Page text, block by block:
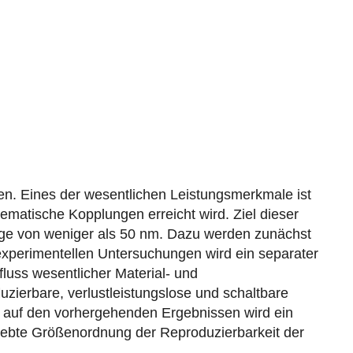
Eines der wesentlichen Leistungsmerkmale ist
Kopplungen erreicht wird. Ziel dieser
von weniger als 50 nm. Dazu werden zunächst
Untersuchungen wird ein separater
wesentlicher Material- und
verlustleistungslose und schaltbare
den vorhergehenden Ergebnissen wird ein
Größenordnung der Reproduzierbarkeit der